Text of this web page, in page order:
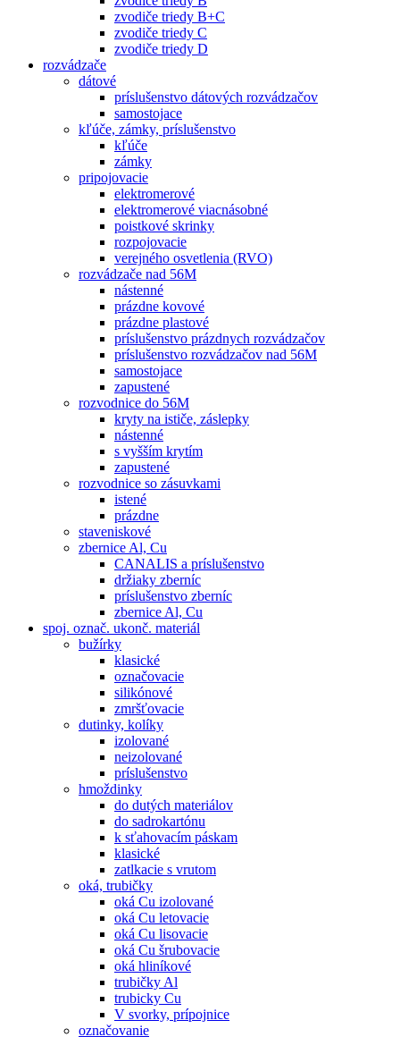
zvodiče triedy B+C
zvodiče triedy C
zvodiče triedy D
rozvádzače
dátové
príslušenstvo dátových rozvádzačov
samostojace
kľúče, zámky, príslušenstvo
kľúče
zámky
pripojovacie
elektromerové
elektromerové viacnásobné
poistkové skrinky
rozpojovacie
verejného osvetlenia (RVO)
rozvádzače nad 56M
nástenné
prázdne kovové
prázdne plastové
príslušenstvo prázdnych rozvádzačov
príslušenstvo rozvádzačov nad 56M
samostojace
zapustené
rozvodnice do 56M
kryty na ističe, záslepky
nástenné
s vyšším krytím
zapustené
rozvodnice so zásuvkami
istené
prázdne
staveniskové
zbernice Al, Cu
CANALIS a príslušenstvo
držiaky zberníc
príslušenstvo zberníc
zbernice Al, Cu
spoj. označ. ukonč. materiál
bužírky
klasické
označovacie
silikónové
zmršťovacie
dutinky, kolíky
izolované
neizolované
príslušenstvo
hmoždinky
do dutých materiálov
do sadrokartónu
k sťahovacím páskam
klasické
zatlkacie s vrutom
oká, trubičky
oká Cu izolované
oká Cu letovacie
oká Cu lisovacie
oká Cu šrubovacie
oká hliníkové
trubičky Al
trubicky Cu
V svorky, prípojnice
označovanie